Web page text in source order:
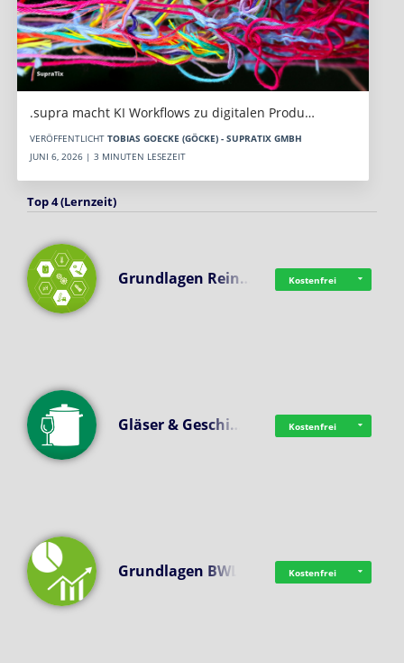
.supra macht KI Workflows zu digitalen Produ…
VERÖFFENTLICHT TOBIAS GOECKE (GÖCKE) - SUPRATIX GMBH
JUNI 6, 2026 | 3 MINUTEN LESEZEIT
Top 4 (Lernzeit)
Grundlagen Rein… Kostenfrei
Gläser & Geschi… Kostenfrei
Grundlagen BWL Kostenfrei